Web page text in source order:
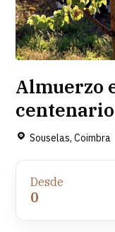
Almuerzo
Souselas, Coimbra
Desde
0